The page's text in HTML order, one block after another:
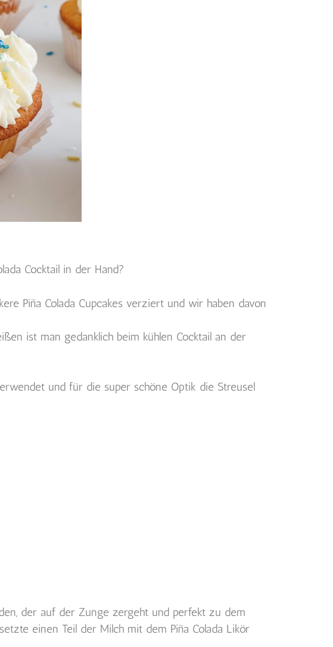
Cocktail in der Hand?
Piña Colada Cupcakes verziert und wir haben davon
ist man gedanklich beim kühlen Cocktail an der
und für die super schöne Optik die Streusel
der auf der Zunge zergeht und perfekt zu dem
einen Teil der Milch mit dem Piña Colada Likör